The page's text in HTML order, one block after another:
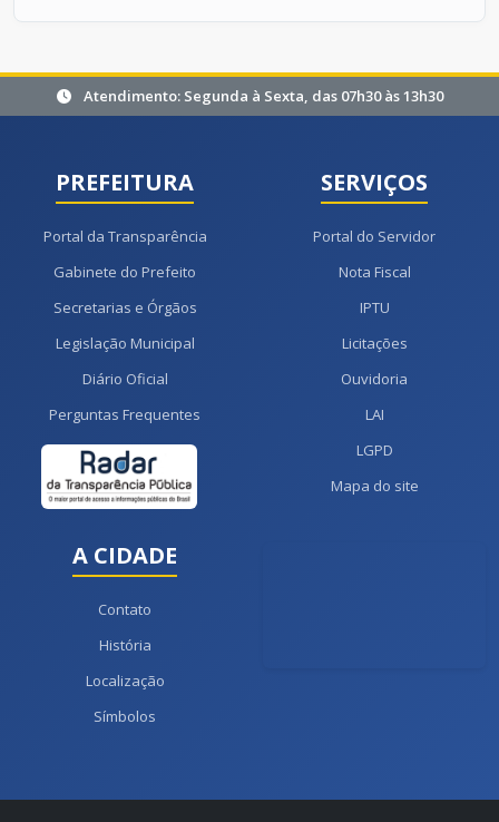
Atendimento: Segunda à Sexta, das 07h30 às 13h30
PREFEITURA
Portal da Transparência
Gabinete do Prefeito
Secretarias e Órgãos
Legislação Municipal
Diário Oficial
Perguntas Frequentes
SERVIÇOS
Portal do Servidor
Nota Fiscal
IPTU
Licitações
Ouvidoria
LAI
LGPD
Mapa do site
A CIDADE
Contato
História
Localização
Símbolos